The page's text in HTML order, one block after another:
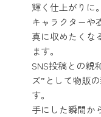
輝く仕上がりに。
キャラクターや
真に収めたくな
ます。
SNS投稿との親
ズ”として物販
す。
手にした瞬間か